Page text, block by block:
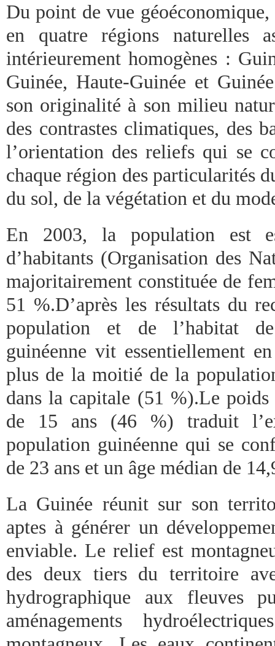
Du point de vue
en quatre régions naturelles
intérieurement homogènes :
Guinée, Haute-Guinée et
son originalité à son milieu
des contrastes climatiques, des
l’orientation des reliefs qui se
chaque région des particularités
du sol, de la végétation et du
En 2003, la population est
d’habitants (Organisation des
majoritairement constituée de
51 %.D’après les résultats du
population et de l’habitat
guinéenne vit essentiellement
plus de la moitié de la
dans la capitale (51 %).Le poids
de 15 ans (46 %) traduit
population guinéenne qui se
de 23 ans et un âge médian de
La Guinée réunit sur son
aptes à générer un
enviable. Le relief est
des deux tiers du territoire
hydrographique aux fleuves
aménagements